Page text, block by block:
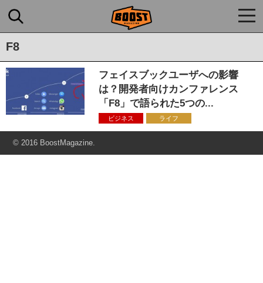
F8
フェイスブックユーザへの影響
は？開発者向けカンファレンス
「F8」で語られた5つの...
ビジネス ライフ
© 2016 BoostMagazine.